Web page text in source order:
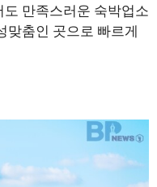
만족스러운 숙박업소
맞춤인 곳으로 빠르게